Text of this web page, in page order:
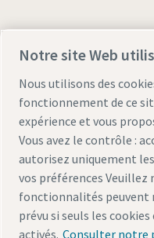
Mentions légales et
Gérer les cookies
Notre site Web
Nous utilisons des
fonctionnement de ce
expérience et vous
Vous avez le contrôle :
autorisez uniquement
vos préférences Veuillez
fonctionnalités peuvent
prévu si seuls les
activés. Consulter notre